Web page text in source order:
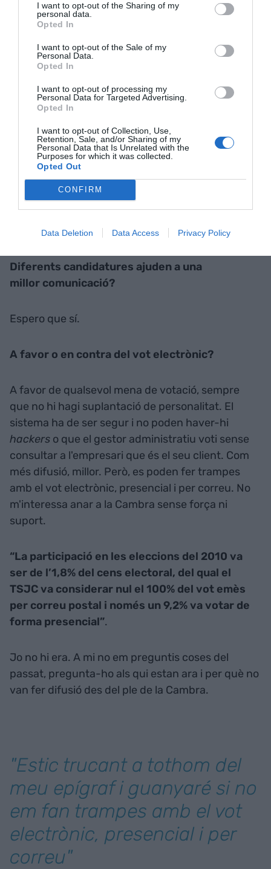
I want to opt-out of the Sharing of my
personal data.
Opted In
I want to opt-out of the Sale of my
Personal Data.
Opted In
I want to opt-out of processing my
Personal Data for Targeted Advertising.
Opted In
I want to opt-out of Collection, Use,
Retention, Sale, and/or Sharing of my
Personal Data that Is Unrelated with the
Purposes for which it was collected.
Opted Out
CONFIRM
Data Deletion Data Access Privacy Policy
gent sap a què es dedica la Cambra? Molt poca.
Quanta gent sap que pot votar a la Cambra? Molt
poca. Quanta gent sap com gaudir del servei de la
Cambra? Molt poca. El primer que faré quan sigui
bestial. Si no comuniques, no tens força per
imposar les teves idees. Comunica, comunica i
comunica.
"Catalunya és un dels llocs
d'Europa amb una pressió
fiscal més elevada a l'hora
de crear una empresa"
Diferents candidatures ajuden a una
millor comunicació?
Espero que sí.
A favor o en contra del vot electrònic?
A favor de qualsevol mena de votació, sempre
que no hi hagi suplantació de personalitat. El
sistema ha de ser segur i no poden haver-hi
hackers o que el gestor administratiu voti sense
consultar a l'empresari que és el seu client. Com
més difusió, millor. Però, es poden fer trampes
amb el vot electrònic, presencial i per correu. No
m'interessa anar a la Cambra sense força ni
suport.
“La participació en les eleccions del 2010 va
ser de l’1,8% del cens electoral, del qual el
TSJC va considerar nul el 100% del vot emès
per correu postal i només un 9,2% va votar de
forma presencial”.
Jo no hi era. A mi no em preguntis coses del
passat, pregunta-ho als qui estan ara i per què no
van fer difusió des del ple de la Cambra.
"Estic trucant a tothom del
meu epígraf i guanyaré si no
em fan trampes amb el vot
electrònic, presencial i per
correu"